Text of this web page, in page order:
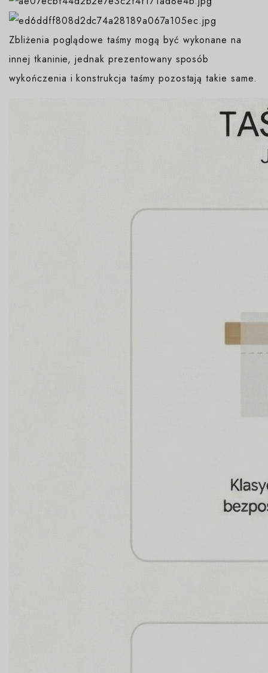
Zbliżenia poglądowe taśmy mogą być wykonane na
innej tkaninie, jednak prezentowany sposób
wykończenia i konstrukcja taśmy pozostają takie same.